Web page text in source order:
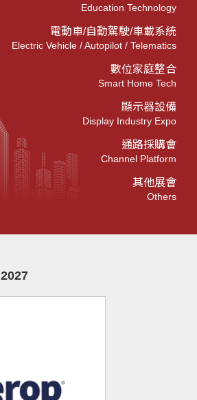
Education Technology
電動車/自動駕駛/車載系統
Electric Vehicle / Autopilot / Telematics
數位家庭整合
Smart Home Tech
顯示器設備
Display Industry Expo
通路採購會
Channel Platform
其他展會
Others